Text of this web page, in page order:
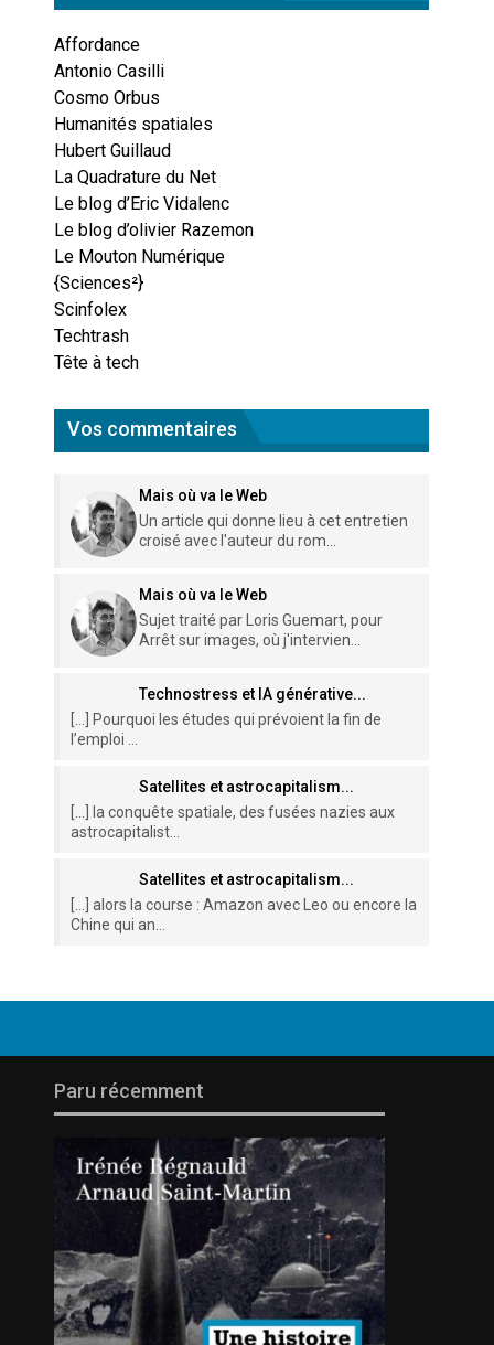
Affordance
Antonio Casilli
Cosmo Orbus
Humanités spatiales
Hubert Guillaud
La Quadrature du Net
Le blog d’Eric Vidalenc
Le blog d’olivier Razemon
Le Mouton Numérique
{Sciences²}
Scinfolex
Techtrash
Tête à tech
Vos commentaires
Mais où va le Web
Un article qui donne lieu à cet entretien
croisé avec l'auteur du rom...
Mais où va le Web
Sujet traité par Loris Guemart, pour
Arrêt sur images, où j'intervien...
Technostress et IA générative...
[…] Pourquoi les études qui prévoient la fin de
l’emploi ...
Satellites et astrocapitalism...
[…] la conquête spatiale, des fusées nazies aux
astrocapitalist...
Satellites et astrocapitalism...
[…] alors la course : Amazon avec Leo ou encore la
Chine qui an...
Paru récemment